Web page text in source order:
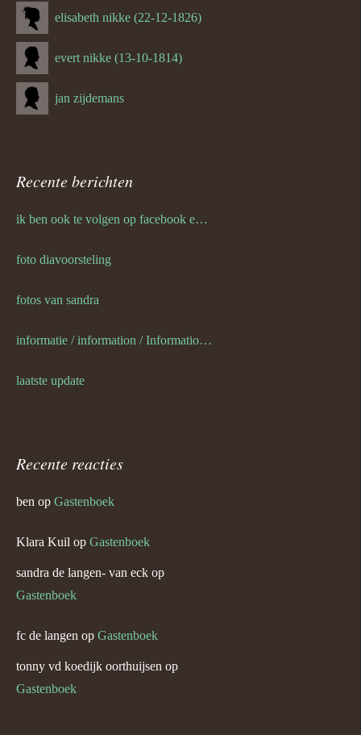
elisabeth nikke (22-12-1826)
evert nikke (13-10-1814)
jan zijdemans
Recente berichten
ik ben ook te volgen op facebook en twitter
foto diavoorsteling
fotos van sandra
informatie / information / Informationen / l information
laatste update
Recente reacties
ben op Gastenboek
Klara Kuil op Gastenboek
sandra de langen- van eck op
Gastenboek
fc de langen op Gastenboek
tonny vd koedijk oorthuijsen op
Gastenboek